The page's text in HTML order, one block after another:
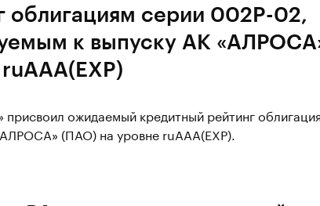
облигациям серии 002P-02,
к выпуску АК
присвоил ожидаемый кредитный рейтинг
(ПАО) на уровне ruAAA(EXP).